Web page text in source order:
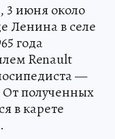
июня около
Ленина в селе
года
Renault
—
полученных
в карете